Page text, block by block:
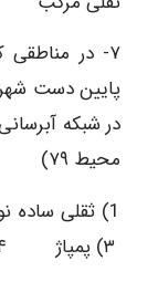
۷- در مناطقی
پایین دست شهر
محیط ۷۹)